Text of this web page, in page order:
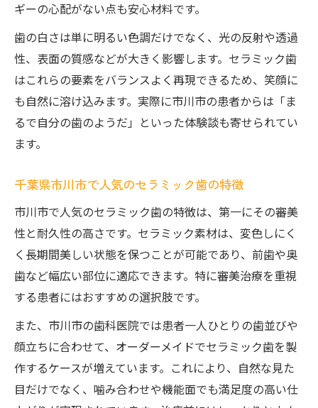
セラミック歯の体験談に学ぶ自然な仕上が
り
地元で安心できるセラミック歯の魅力
千葉県市川市で選ばれている理由を解説
口コミで広がるセラミック歯の満足度
ト
透明感重視の方に選ばれるセラミック歯
本物の歯に近い透明感を再現する秘訣
セラミック歯と他素材の透明感の違い
透明感ある仕上がりで笑顔が映える理由
金属アレルギーの不安がない美しさを実現
セラミック歯なら金属アレルギーも安心
美しさと健康を両立するセラミック歯治療
金属フリーだから叶う自然な白さと安全性
セラミック歯でアレルギーの心配を解消
ギーの心配がない点も安心材料です。
歯の白さは単に明るい色調だけでなく、光の反射や透過
性、表面の質感などが大きく影響します。セラミック歯
はこれらの要素をバランスよく再現できるため、笑顔に
も自然に溶け込みます。実際に市川市の患者からは「ま
るで自分の歯のようだ」といった体験談も寄せられてい
ます。
千葉県市川市で人気のセラミック歯の特徴
市川市で人気のセラミック歯の特徴は、第一にその審美
性と耐久性の高さです。セラミック素材は、変色しにく
く長期間美しい状態を保つことが可能であり、前歯や奥
歯など幅広い部位に適応できます。特に審美治療を重視
する患者にはおすすめの選択肢です。
また、市川市の歯科医院では患者一人ひとりの歯並びや
顔立ちに合わせて、オーダーメイドでセラミック歯を製
作するケースが増えています。これにより、自然な見た
目だけでなく、噛み合わせや機能面でも満足度の高い仕